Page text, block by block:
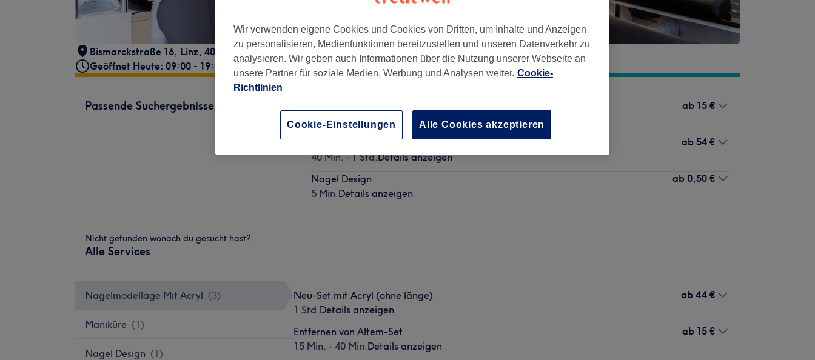
Bismarckstraße 16, Linz, 4020
Geöffnet Heute: 09:00 - 19:00
Passende Suchergebnisse
15 Min. - 40 Min.Details anzeigen
ab 15 €
Pediküre - inkl. Shellac
40 Min. - 1 Std.Details anzeigen
ab 54 €
Nagel Design
5 Min.Details anzeigen
ab 0,50 €
Nicht gefunden wonach du gesucht hast?
Alle Services
Nagelmodellage Mit Acryl (3)
Maniküre (1)
Nagel Design (1)
Neu-Set mit Acryl (ohne länge)
1 Std.Details anzeigen
ab 44 €
Entfernen von Altem-Set
15 Min. - 40 Min.Details anzeigen
ab 15 €
Wir verwenden eigene Cookies und Cookies von Dritten, um Inhalte und Anzeigen
zu personalisieren, Medienfunktionen bereitzustellen und unseren Datenverkehr zu
analysieren. Wir geben auch Informationen über die Nutzung unserer Webseite an
unsere Partner für soziale Medien, Werbung und Analysen weiter. Cookie-
Richtlinien
Alle Cookies akzeptieren
Cookie-Einstellungen